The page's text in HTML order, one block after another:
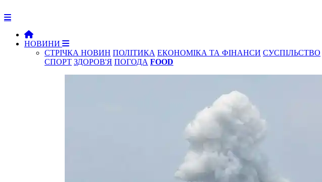
НОВИНИ
СТРІЧКА НОВИН ПОЛІТИКА ЕКОНОМІКА ТА ФІНАНСИ СУСПІЛЬСТВО
СПОРТ ЗДОРОВ'Я ПОГОДА FOOD